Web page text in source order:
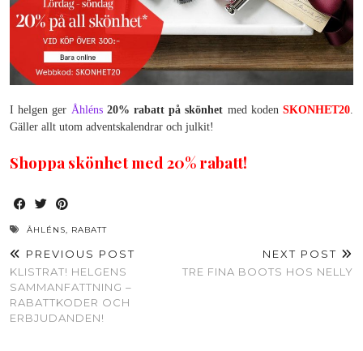
I helgen ger Åhléns 20% rabatt på skönhet med kodenSKONHET20.
Gäller allt utom adventskalendrar och julkit!
Shoppa skönhet med 20% rabatt!
ÅHLÉNS, RABATT
PREVIOUS POST
KLISTRAT! HELGENS
SAMMANFATTNING –
RABATTKODER OCH
ERBJUDANDEN!
NEXT POST
TRE FINA BOOTS HOS NELLY